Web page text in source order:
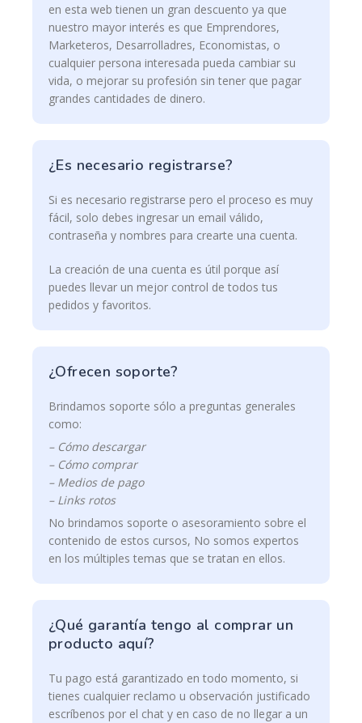
en esta web tienen un gran descuento ya que
nuestro mayor interés es que Emprendores,
Marketeros, Desarrolladres, Economistas, o
cualquier persona interesada pueda cambiar su
vida, o mejorar su profesión sin tener que pagar
grandes cantidades de dinero.
¿Es necesario registrarse?
Si es necesario registrarse pero el proceso es muy
fácil, solo debes ingresar un email válido,
contraseña y nombres para crearte una cuenta.
La creación de una cuenta es útil porque así
puedes llevar un mejor control de todos tus
pedidos y favoritos.
¿Ofrecen soporte?
Brindamos soporte sólo a preguntas generales
como:
– Cómo descargar
– Cómo comprar
– Medios de pago
– Links rotos
No brindamos soporte o asesoramiento sobre el
contenido de estos cursos, No somos expertos
en los múltiples temas que se tratan en ellos.
¿Qué garantía tengo al comprar un
producto aquí?
Tu pago está garantizado en todo momento, si
tienes cualquier reclamo u observación justificado
escríbenos por el chat y en caso de no llegar a un